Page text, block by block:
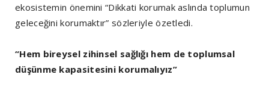
ekosistemin önemini “Dikkati korumak aslında toplumun
geleceğini korumaktır” sözleriyle özetledi.
“Hem bireysel zihinsel sağlığı hem de toplumsal
düşünme kapasitesini korumalıyız”